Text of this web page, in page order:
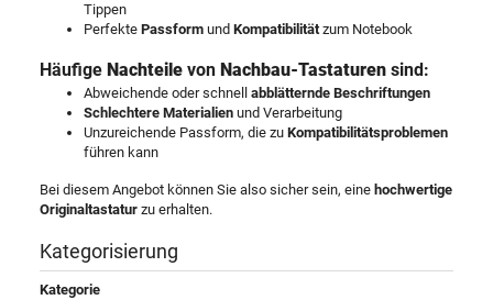
Tippen
Perfekte Passform und Kompatibilitätzum Notebook
Häufige Nachteile von Nachbau-Tastaturen sind:
Abweichende oder schnell abblätternde Beschriftungen
Schlechtere Materialien und Verarbeitung
Unzureichende Passform, die zu Kompatibilitätsproblemen
führen kann
Bei diesem Angebot können Sie also sicher sein, eine hochwertige
Originaltastatur zu erhalten.
Kategorisierung
Kategorie